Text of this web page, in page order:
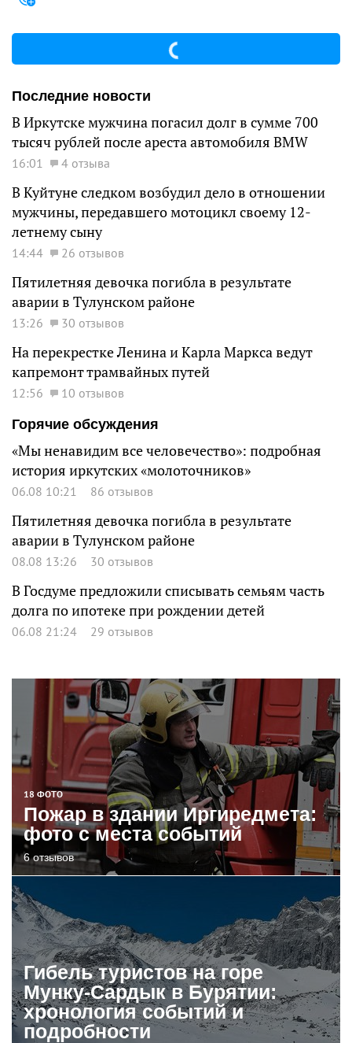
Последние новости
В Иркутске мужчина погасил долг в сумме 700
тысяч рублей после ареста автомобиля BMW
16:01 4 отзыва
В Куйтуне следком возбудил дело в отношении
мужчины, передавшего мотоцикл своему 12-
летнему сыну
14:44 26 отзывов
Пятилетняя девочка погибла в результате
аварии в Тулунском районе
13:26 30 отзывов
На перекрестке Ленина и Карла Маркса ведут
капремонт трамвайных путей
12:56
10 отзывов
Горячие обсуждения
«Мы ненавидим все человечество»: подробная
история иркутских «молоточников»
06.08 10:21 86 отзывов
Пятилетняя девочка погибла в результате
аварии в Тулунском районе
08.08 13:26 30 отзывов
В Госдуме предложили списывать семьям часть
долга по ипотеке при рождении детей
06.08 21:24 29 отзывов
18 ФОТО
Пожар в здании Иргиредмета:
фото с места событий
6 отзывов
Гибель туристов на горе
Мунку-Сардык в Бурятии:
хронология событий и
подробности